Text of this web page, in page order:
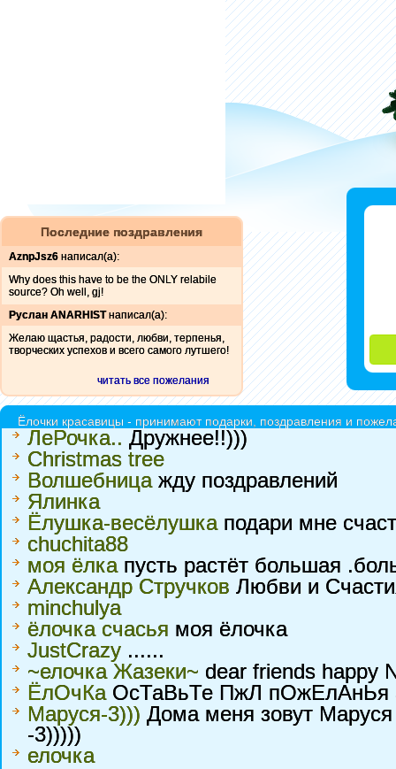
Последние поздравления
AznpJsz6 написал(а):
Why does this have to be the ONLY relabile
source? Oh well, gj!
Руслан ANARHISTнаписал(а):
Желаю щастья, радости, любви, терпенья,
творческих успехов и всего самого лутшего!
читать все пожелания
Ёлочки красавицы - принимают подарки, поздравления и
ЛеРочка.. Дружнее!!)))
Christmas tree
Волшебницажду поздравлений
Ялинка
Ёлушка-весёлушкаподари мне
chuchita88
моя ёлкапусть растёт большая
Александр Стручков Любви и
minchulya
ёлочка счасья моя ёлочка
JustCrazy ......
~елочка Жазеки~ dear friends happy
ЁлОчКаОсТаВьТе ПжЛ пОжЕлАнЬя
Маруся-3))) Дома меня зовут
-3)))))
елочка